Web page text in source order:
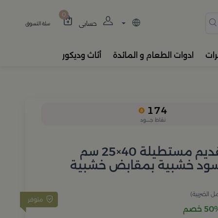
المباخر، والفواحات
حسابي
0
سلة التسوق
ادوات الطعام و المائدة أثاث وديكور
174
نقاط جــــود
صينية تقديم مستطيلة 40×25 سم
خشبية بمقابض خشبية
متوفر
الضريبة)
خصم